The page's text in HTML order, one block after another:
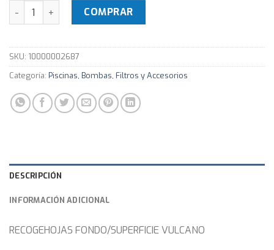
RECOGEHOJAS VULCANO FONDO P/19MM Para Piscina
COMPRAR
SKU: 10000002687
Categoría: Piscinas, Bombas, Filtros y Accesorios
DESCRIPCIÓN
INFORMACIÓN ADICIONAL
RECOGEHOJAS FONDO/SUPERFICIE VULCANO